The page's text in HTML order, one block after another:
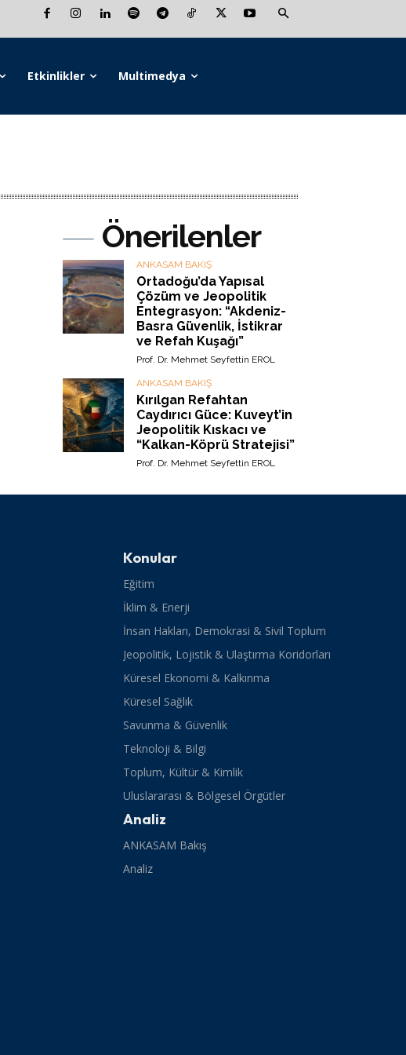
Etkinlikler Multimedya
Önerilenler
ANKASAM BAKIŞ
Ortadoğu’da Yapısal
Çözüm ve Jeopolitik
Entegrasyon: “Akdeniz-
Basra Güvenlik, İstikrar
ve Refah Kuşağı”
Prof. Dr. Mehmet Seyfettin EROL
ANKASAM BAKIŞ
Kırılgan Refahtan
Caydırıcı Güce: Kuveyt’in
Jeopolitik Kıskacı ve
“Kalkan-Köprü Stratejisi”
Prof. Dr. Mehmet Seyfettin EROL
Konular
Eğitim
İklim & Enerji
İnsan Hakları, Demokrasi & Sivil Toplum
Jeopolitik, Lojistik & Ulaştırma Koridorları
Küresel Ekonomi & Kalkınma
Küresel Sağlık
Savunma & Güvenlik
Teknoloji & Bilgi
Toplum, Kültür & Kimlik
Uluslararası & Bölgesel Örgütler
Analiz
ANKASAM Bakış
Analiz